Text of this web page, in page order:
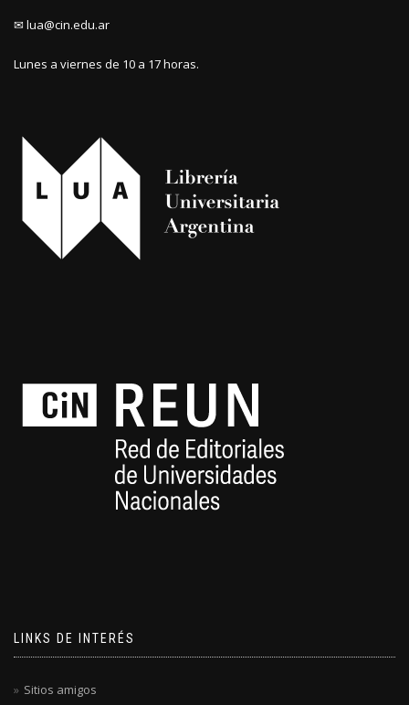
✉ lua@cin.edu.ar
Lunes a viernes de 10 a 17 horas.
LINKS DE INTERÉS
Sitios amigos